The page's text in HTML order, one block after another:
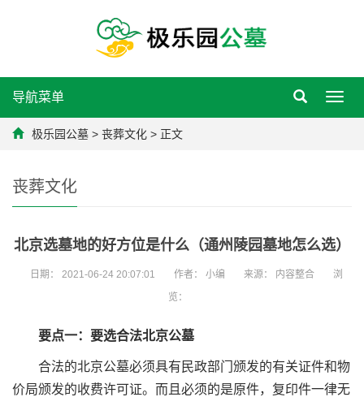
导航菜单
极乐园公墓 > 丧葬文化 > 正文
丧葬文化
北京选墓地的好方位是什么（通州陵园墓地怎么选）
日期： 2021-06-24 20:07:01 作者： 小编 来源： 内容整合
浏
览：
要点一：要选合法北京公墓
合法的北京公墓必须具有民政部门颁发的有关证件和物
价局颁发的收费许可证。而且必须的是原件，复印件一律无